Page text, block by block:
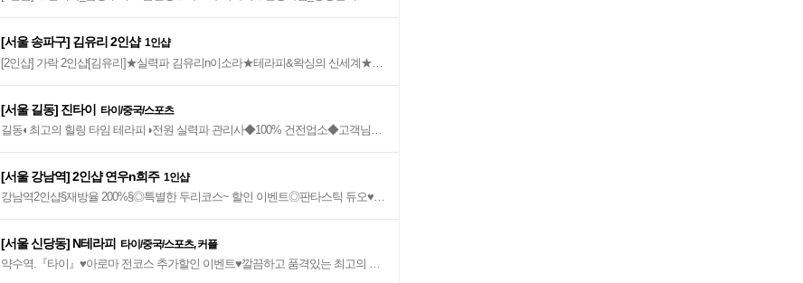
[서울 송파구] 김유리 2인샵 1인샵
[2인샵] 가락 2인샵[김유리]★실력파 김유리n이소라★테라피&왁싱의 신세계★재
[서울 길동] 진타이 타이/중국/스포츠
길동◐최고의 힐링 타임 테라피◑전원 실력파 관리사◆100% 건전업소◆고객님들
[서울 강남역] 2인샵 연우n희주 1인샵
강남역2인샵§재방율 200%§◎특별한 두리코스~ 할인 이벤트◎판타스틱 듀오♥감
[서울 신당동] N테라피 타이/중국/스포츠, 커플
약수역.『타이』♥아로마 전코스 추가할인 이벤트♥깔끔하고 품격있는 최고의 힐